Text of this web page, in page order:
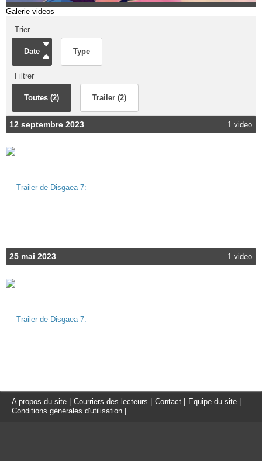
Galerie videos
Trier
Date Type
Filtrer
Toutes (2) Trailer (2)
12 septembre 2023 1 video
25 mai 2023 1 video
A propos du site Courriers des lecteurs Contact Equipe du site
Conditions générales d'utilisation